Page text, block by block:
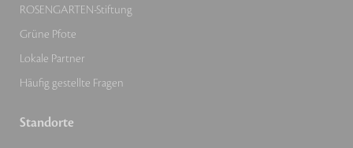
ROSENGARTEN-Stiftung
Grüne Pfote
Lokale Partner
Häufig gestellte Fragen
Standorte